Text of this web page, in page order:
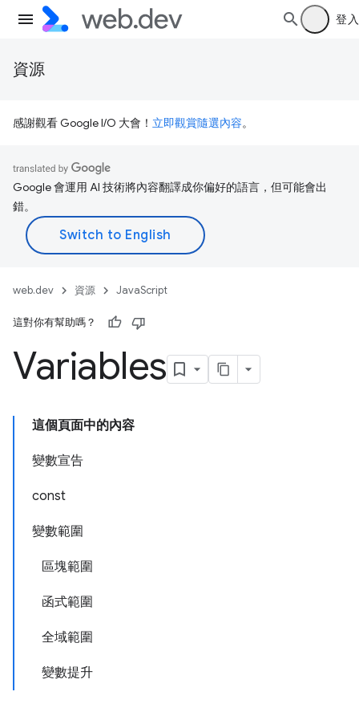
登入
資源
感謝觀看 Google I/O 大會！ 立即觀賞隨選內容。
Google 會運用 AI 技術將內容翻譯成你偏好的語言，但可能會出
錯。
web.dev 資源 JavaScript
這對你有幫助嗎？
Variables
這個頁面中的內容
變數宣告
const
變數範圍
區塊範圍
函式範圍
全域範圍
變數提升